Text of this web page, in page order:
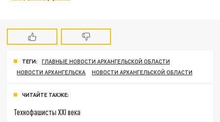
ТЕГИ:
ГЛАВНЫЕ НОВОСТИ АРХАНГЕЛЬСКОЙ ОБЛАСТИ
НОВОСТИ АРХАНГЕЛЬСКА
НОВОСТИ АРХАНГЕЛЬСКОЙ ОБЛАСТИ
ЧИТАЙТЕ ТАКЖЕ:
Технофашисты XXI века